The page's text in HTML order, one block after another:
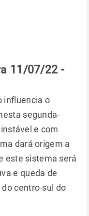
11/07/22 -
influencia o
segunda-
e com
dará origem a
este sistema será
e queda de
centro-sul do